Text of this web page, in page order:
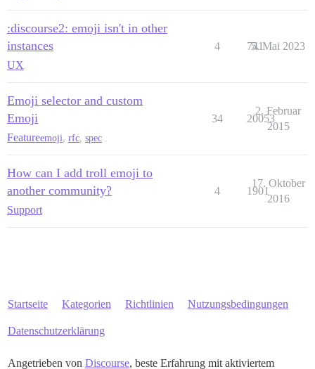
:discourse2: emoji isn't in other
instances
UX
4 741
5. Mai 2023
Emoji selector and custom
Emoji
Featureemoji rfc spec
34 20053
2. Februar
2015
How can I add troll emoji to
another community?
Support
4 1901
17. Oktober
2016
Startseite Kategorien Richtlinien Nutzungsbedingungen
Datenschutzerklärung
Angetrieben von Discourse, beste Erfahrung mit aktiviertem